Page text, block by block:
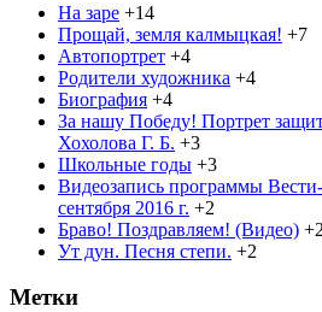
На заре +14
Прощай, земля калмыцкая! +7
Автопортрет +4
Родители художника +4
Биография +4
За нашу Победу! Портрет
Хохолова Г. Б. +3
Школьные годы +3
Видеозапись программы
сентября 2016 г. +2
Браво! Поздравляем! (Видео) +2
Ут дун. Песня степи. +2
Метки